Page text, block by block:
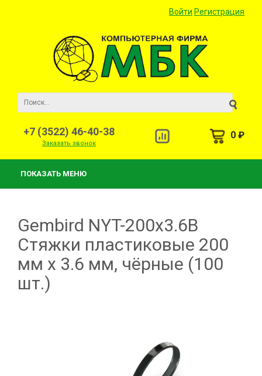
Войти Регистрация
+7 (3522) 46-40-38
Заказать звонок
0 ₽
ПОКАЗАТЬ МЕНЮ
Gembird NYT-200x3.6B
Стяжки пластиковые 200
мм х 3.6 мм, чёрные (100
шт.)